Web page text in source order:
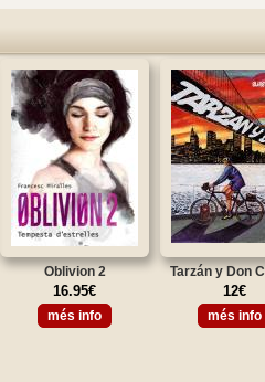
Oblivion 2
16.95€
més info
Tarzán y Don
12€
més info